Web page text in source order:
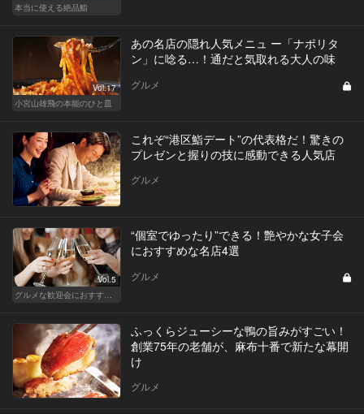
本当に使える絶品鮨
Vol.17
小宮山雄飛の本能のひと皿
あの名店の隠れ人気メニュ ー「ナポリタ
ン」に唸る…！通だと気取れる大人の味
グルメ
これぞ“港区鮨デート”の代表格だ！驚きの
プレゼンと握りの技に感動できる人気店
グルメ
Vol.5
“個室でゆったり”できる！艶やかな女子会
におすすめな名店4選
グルメ
ふっくらジューシーな鴨の旨みがすごい！
創業75年の老舗が、麻布十番で新たな幕開
け
グルメ